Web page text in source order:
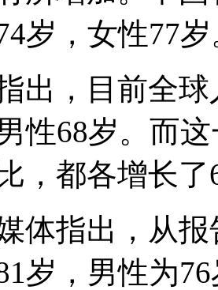
岁，女性77
，目前全球
性68岁。而
，都各增长了
指出，从报
岁，男性为